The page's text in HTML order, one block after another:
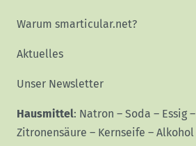
Warum smarticular.net?
Aktuelles
Unser Newsletter
Hausmittel: Natron – Soda – Essig –
Zitronensäure – Kernseife – Alkohol